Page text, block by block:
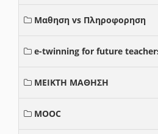
Μαθηση vs Πληροφορηση
e-twinning for future
ΜΕΙΚΤΗ ΜΑΘΗΣΗ
MOOC